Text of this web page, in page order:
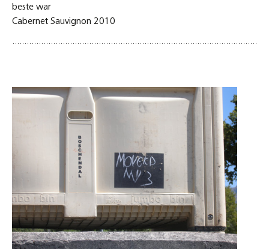
beste war
Cabernet Sauvignon 2010